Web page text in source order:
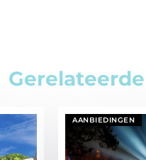
AANBIEDINGEN